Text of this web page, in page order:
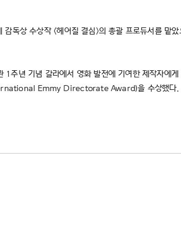
독상 수상작 <헤어질 결심>의 총괄 프로듀서를 맡았
주년 기념 갈라에서 영화 발전에 기여한 제작자에
Emmy Directorate Award)을 수상했다.